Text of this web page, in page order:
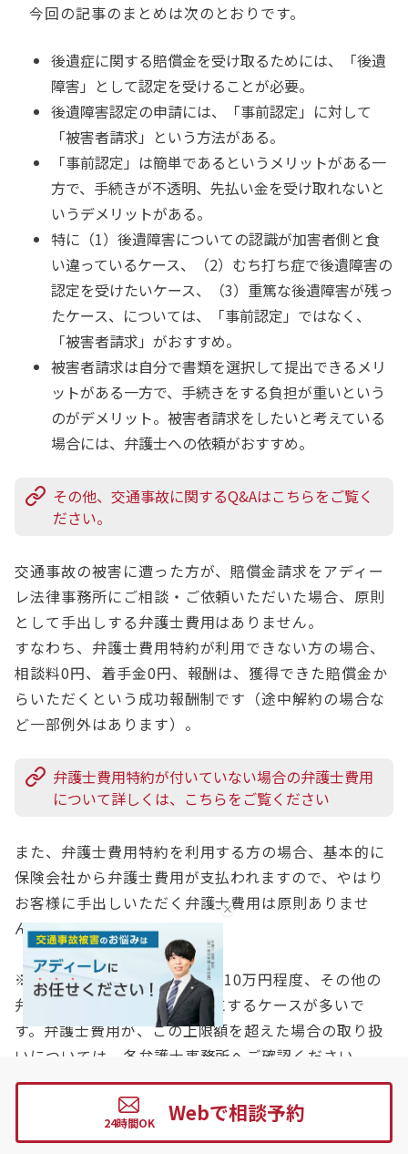
今回の記事のまとめは次のとおりです。
後遺症に関する賠償金を受け取るためには、「後遺
障害」として認定を受けることが必要。
後遺障害認定の申請には、「事前認定」に対して
「被害者請求」という方法がある。
「事前認定」は簡単であるというメリットがある一
方で、手続きが不透明、先払い金を受け取れないと
いうデメリットがある。
特に（1）後遺障害についての認識が加害者側と食
い違っているケース、（2）むち打ち症で後遺障害の
認定を受けたいケース、（3）重篤な後遺障害が残っ
たケース、については、「事前認定」ではなく、
「被害者請求」がおすすめ。
被害者請求は自分で書類を選択して提出できるメリ
ットがある一方で、手続きをする負担が重いという
のがデメリット。被害者請求をしたいと考えている
場合には、弁護士への依頼がおすすめ。
その他、交通事故に関するQ&Aはこちらをご覧く
ださい。
交通事故の被害に遭った方が、賠償金請求をアディー
レ法律事務所にご相談・ご依頼いただいた場合、原則
として手出しする弁護士費用はありません。
すなわち、弁護士費用特約が利用できない方の場合、
相談料0円、着手金0円、報酬は、獲得できた賠償金か
らいただくという成功報酬制です（途中解約の場合な
ど一部例外はあります）。
弁護士費用特約が付いていない場合の弁護士費用
について詳しくは、こちらをご覧ください
また、弁護士費用特約を利用する方の場合、基本的に
保険会社から弁護士費用が支払われますので、やはり
お客様に手出しいただく弁護士費用は原則ありませ
ん。
※なお、法律相談は1名につき10万円程度、その他の
弁護士費用は300万円を上限にするケースが多いで
す。弁護士費用が、この上限額を超えた場合の取り扱
いについては、各弁護士事務所へご確認ください。
弁護士費用特約が付いている場合の弁護士費用に
ついて詳しくは、こちらをご覧ください。
Webで相談予約